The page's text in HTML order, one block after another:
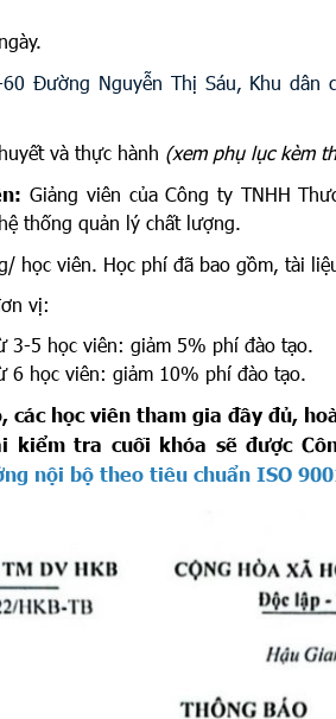
60 Đường Nguyễn Thị Sáu, Khu dân
và thực hành (xem phụ lục kèm
Giảng viên của Công ty TNHH
thống quản lý chất lượng.
học viên. Học phí đã bao gồm, tài
vị:
viên: giảm 5% phí đào tạo.
viên: giảm 10% phí đào tạo.
các học viên tham gia đầy đủ,
kiểm tra cuối khóa sẽ được
nội bộ theo tiêu chuẩn ISO